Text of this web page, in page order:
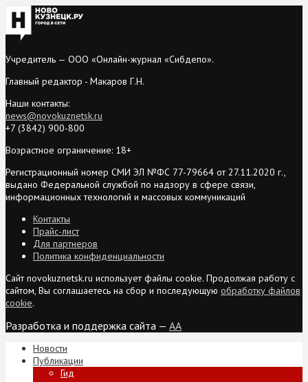
Учредитель — ООО «Онлайн-журнал «Сибдепо».
Главный редактор - Макаров Г.Н.
Наши контакты:
news@novokuznetsk.ru
+7 (3842) 900-800
Возрастное ограничение: 18+
Регистрационный номер СМИ ЭЛ №ФС 77-79664 от 27.11.2020 г.,
выдано Федеральной службой по надзору в сфере связи,
информационных технологий и массовых коммуникаций
Контакты
Прайс-лист
Для партнеров
Политика конфиденциальности
Сайт novokuznetsk.ru использует файлы cookie. Продолжая работу с
сайтом, Вы соглашаетесь на сбор и последующую обработку файлов
cookie.
Разработка и поддержка сайта — AA
Новости
Публикации
Гид